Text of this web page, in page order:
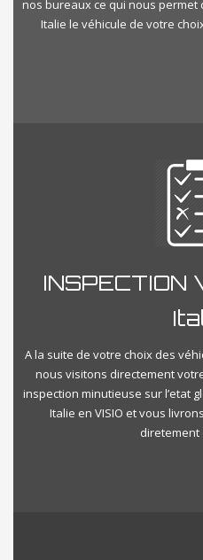
nos bureaux ce qui nous permet
Italie le véhicule de votre
INSPECTION
A la suite de votre choix des
nous visitons directement
inspection minutieuse sur l’etat
Italie en VISIO et vous
diretement